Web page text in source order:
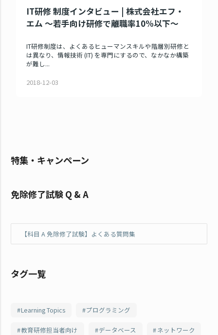
IT研修 制度インタビュー | 株式会社エフ・
エム ～若手向け研修で離職率10%以下～
IT研修制度は、よくあるヒューマンスキルや階層別研修と
は異なり、情報技術 (IT) を専門にするので、なかなか構築
が難し...
2018-12-03
特集・キャンペーン
免除修了試験 Q & A
【科目 A 免除修了試験】よくある質問集
タグ一覧
Learning Topics プログラミング
教育研修担当者向け データベース ネットワーク